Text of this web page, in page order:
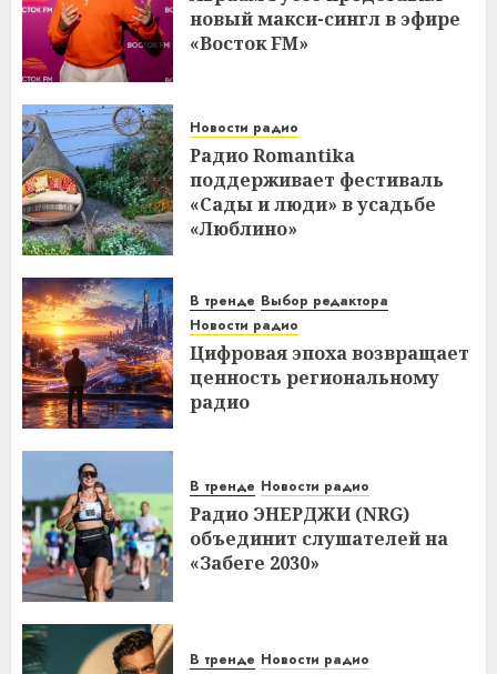
новый макси-сингл в эфире
«Восток FM»
Новости радио
Радио Romantika
поддерживает фестиваль
«Сады и люди» в усадьбе
«Люблино»
В тренде Выбор редактора
Новости радио
Цифровая эпоха возвращает
ценность региональному
радио
В тренде Новости радио
Радио ЭНЕРДЖИ (NRG)
объединит слушателей на
«Забеге 2030»
В тренде Новости радио